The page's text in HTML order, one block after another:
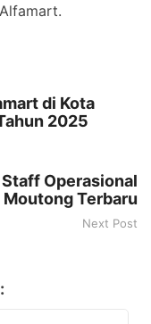
di Kota
2025
Operasional
Terbaru
Next Post